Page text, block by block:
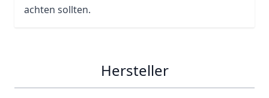
achten sollten.
Hersteller